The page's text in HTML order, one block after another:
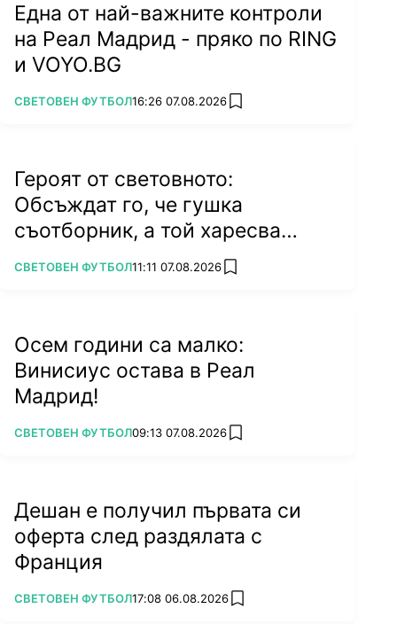
Една от най-важните контроли
на Реал Мадрид - пряко по RING
и VOYO.BG
ПОВЕЧЕ ОТ
СВЕТОВЕН ФУТБОЛ16:26 07.08.2026 add favorites
Героят от световното:
Обсъждат го, че гушка
съотборник, а той харесва
бившата на колега
ПОВЕЧЕ ОТ
СВЕТОВЕН ФУТБОЛ11:11 07.08.2026 add favorites
Осем години са малко:
Винисиус остава в Реал
Мадрид!
ПОВЕЧЕ ОТ
СВЕТОВЕН ФУТБОЛ09:13 07.08.2026 add favorites
Дешан е получил първата си
оферта след раздялата с
Франция
ПОВЕЧЕ ОТ
СВЕТОВЕН ФУТБОЛ17:08 06.08.2026 add favorites